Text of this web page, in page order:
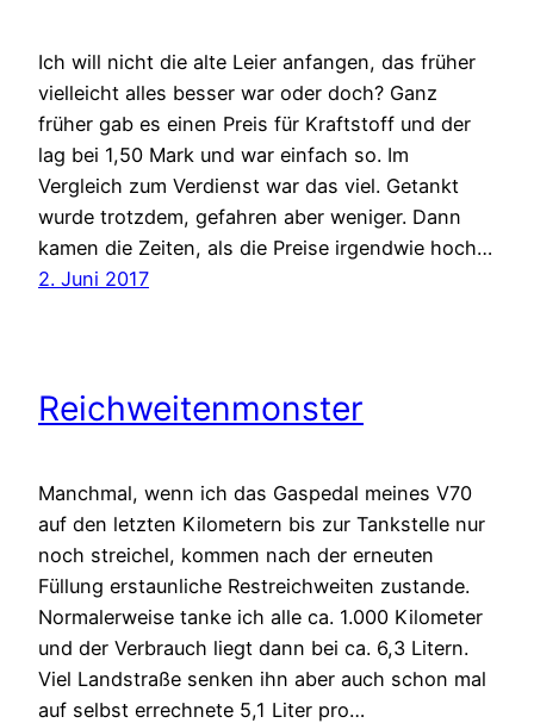
Ich will nicht die alte Leier anfangen, das früher
vielleicht alles besser war oder doch? Ganz
früher gab es einen Preis für Kraftstoff und der
lag bei 1,50 Mark und war einfach so. Im
Vergleich zum Verdienst war das viel. Getankt
wurde trotzdem, gefahren aber weniger. Dann
kamen die Zeiten, als die Preise irgendwie hoch…
2. Juni 2017
Reichweitenmonster
Manchmal, wenn ich das Gaspedal meines V70
auf den letzten Kilometern bis zur Tankstelle nur
noch streichel, kommen nach der erneuten
Füllung erstaunliche Restreichweiten zustande.
Normalerweise tanke ich alle ca. 1.000 Kilometer
und der Verbrauch liegt dann bei ca. 6,3 Litern.
Viel Landstraße senken ihn aber auch schon mal
auf selbst errechnete 5,1 Liter pro…